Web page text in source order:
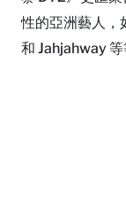
性的亞洲藝人
和 Jahjahway 等